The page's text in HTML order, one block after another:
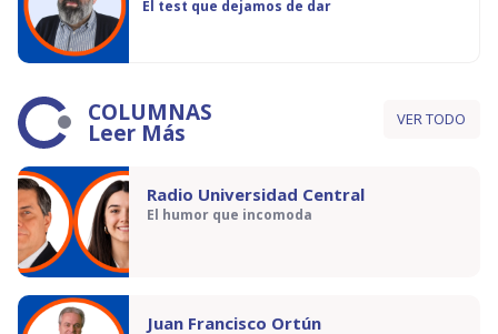
El test que dejamos de dar
COLUMNAS
Leer Más VER TODO
Radio Universidad Central
El humor que incomoda
Juan Francisco Ortún